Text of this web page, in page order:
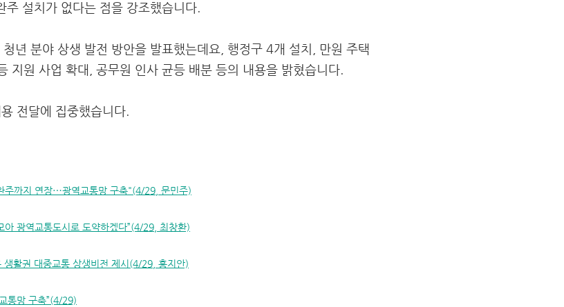
설치가 없다는 점을 강조했습니다.
분야 상생 발전 방안을 발표했는데요, 행정구 4개 설치, 만원 주택
지원 사업 확대, 공무원 인사 균등 배분 등의 내용을 밝혔습니다.
전달에 집중했습니다.
주까지 연장⋯광역교통망 구축"(4/29, 문민주)
아 광역교통도시로 도약하겠다”(4/29, 최창환)
생활권 대중교통 상생비전 제시(4/29, 홍지안)
통망 구축”(4/29)